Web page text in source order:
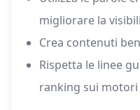
migliorare la
Crea contenuti
Rispetta le linee
ranking sui motori